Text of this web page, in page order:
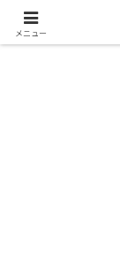
都市再開発
メニュー